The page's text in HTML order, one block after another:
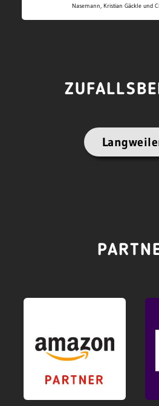
Nasemann, Kristian Gäckle und